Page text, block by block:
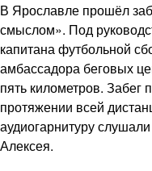
В Ярославле прошёл
смыслом». Под
капитана футбольной
амбассадора беговых
пять километров.
протяжении всей
аудиогарнитуру
Алексея.